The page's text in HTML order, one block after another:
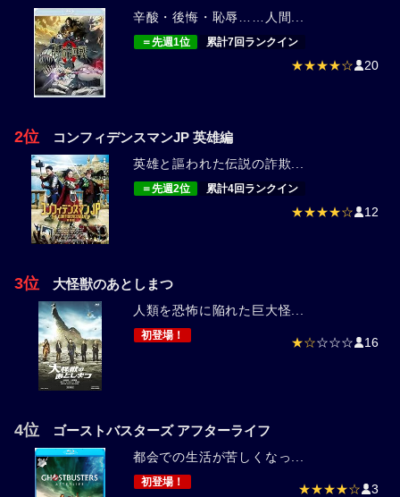
辛酸・後悔・恥辱……人間...
＝先週1位 累計7回ランクイン
★★★★☆ 20
2位 コンフィデンスマンJP 英雄編
英雄と謳われた伝説の詐欺...
＝先週2位 累計4回ランクイン
★★★★☆ 12
3位 大怪獣のあとしまつ
人類を恐怖に陥れた巨大怪...
初登場！ ★☆☆☆☆ 16
4位 ゴーストバスターズ アフターライフ
都会での生活が苦しくなっ...
初登場！ ★★★★☆ 3